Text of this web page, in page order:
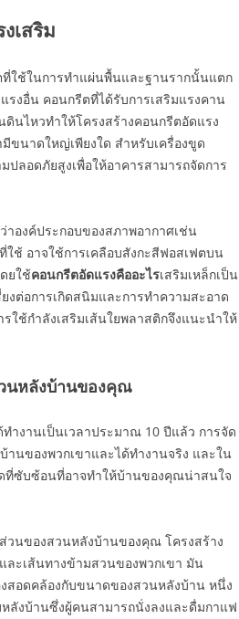
เสริม
ใช้ในการทำแผ่นพื้นและฐานรากนั้นแตก
งอื่น คอนกรีตที่ได้รับการเสริมแรงคาน
นไหวทำให้โครงสร้างคอนกรีตอัดแรง
ขนาดใหญ่เพียงใด สำหรับเครื่องขูด
ลอดภัยสูงเพื่อให้อาคารสามารถจัดการ
าองค์ประกอบของสภาพอากาศเช่น
ช้ อาจใช้การเคลือบสังกะสีฟอสเฟตบน
ยใช้คอนกรีตอัดแรงคืออะไรเสริมเหล็กเป็น
งต่อการเกิดสนิมและการทำความสะอาด
ใช้กำลังเสริมเส้นใยพลาสติกจึงแนะนำให้
นหลังบ้านของคุณ
ำงานเป็นเวลาประมาณ 10 ปีแล้ว การจัด
นของพวกเขาและได้ทำงานจริง และใน
ที่ซับซ้อนที่อาจทำให้บ้านของคุณน่าสนใจ
วนของสวนหลังบ้านของคุณ โครงสร้าง
ะเส้นทางข้ามสวนของพวกเขา มัน
สอดคล้องกับขนาดของสวนหลังบ้าน หนึ่ง
งบ้านซึ่งผู้คนสามารถนั่งลงและดื่มกาแฟ